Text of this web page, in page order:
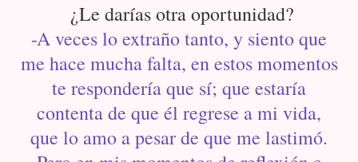
¿Le darías otra oportunidad?
-A veces lo extraño tanto, y siento que
me hace mucha falta, en estos momentos
te respondería que sí; que estaría
contenta de que él regrese a mi vida,
que lo amo a pesar de que me lastimó.